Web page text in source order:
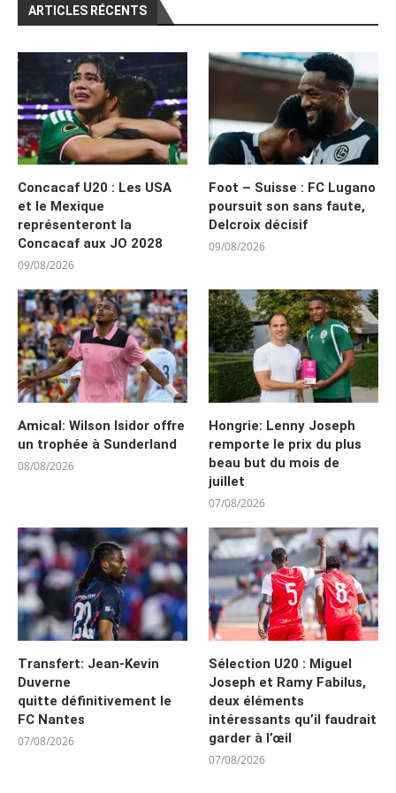
ARTICLES RÉCENTS
Concacaf U20 : Les USA
et le Mexique
représenteront la
Concacaf aux JO 2028
09/08/2026
Foot – Suisse : FC Lugano
poursuit son sans faute,
Delcroix décisif
09/08/2026
Amical: Wilson Isidor offre
un trophée à Sunderland
08/08/2026
Hongrie: Lenny Joseph
remporte le prix du plus
beau but du mois de
juillet
07/08/2026
Transfert: Jean-Kevin
Duverne
quitte définitivement le
FC Nantes
07/08/2026
Sélection U20 : Miguel
Joseph et Ramy Fabilus,
deux éléments
intéressants qu’il faudrait
garder à l’œil
07/08/2026